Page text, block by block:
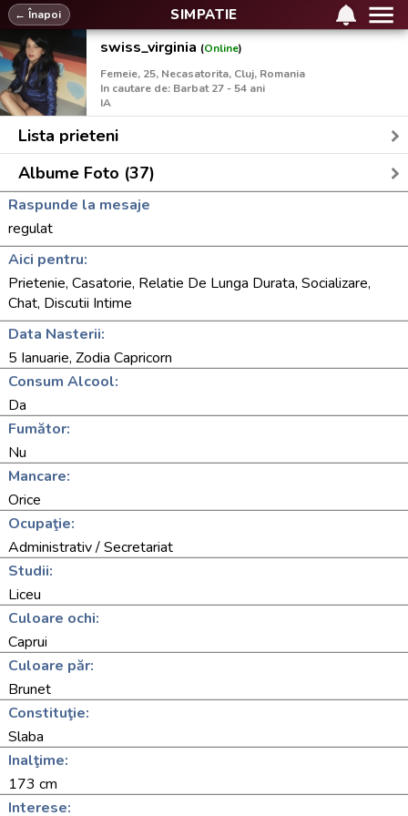
SIMPATIE
← Înapoi
swiss_virginia (Online)
Femeie, 25, Necasatorita, Cluj, Romania
In cautare de: Barbat 27 - 54 ani
IA
Lista prieteni
Albume Foto (37)
Raspunde la mesaje
regulat
Aici pentru:
Prietenie, Casatorie, Relatie De Lunga Durata, Socializare,
Chat, Discutii Intime
Data Nasterii:
5 Ianuarie, Zodia Capricorn
Consum Alcool:
Da
Fumător:
Nu
Mancare:
Orice
Ocupaţie:
Administrativ / Secretariat
Studii:
Liceu
Culoare ochi:
Caprui
Culoare păr:
Brunet
Constituţie:
Slaba
Inalţime:
173 cm
Interese: